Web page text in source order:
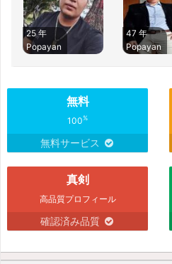
25 年
Popayan
47 年
Popayan
無料
100%
無料サービス
真剣
高品質プロフィール
確認済み品質